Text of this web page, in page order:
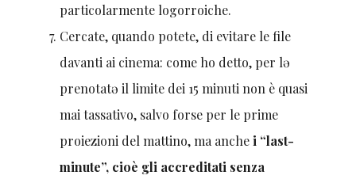
particolarmente logorroiche.
Cercate, quando potete, di evitare le file
davanti ai cinema: come ho detto, per lə
prenotatə il limite dei 15 minuti non è quasi
mai tassativo, salvo forse per le prime
proiezioni del mattino, ma anchei “last-
minute”, cioè gli accreditati senza